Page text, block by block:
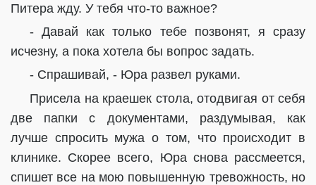
Питера жду. У тебя что-то важное?
- Давай как только тебе позвонят, я сразу
исчезну, а пока хотела бы вопрос задать.
- Спрашивай, - Юра развел руками.
Присела на краешек стола, отодвигая от себя
две папки с документами, раздумывая, как
лучше спросить мужа о том, что происходит в
клинике. Скорее всего, Юра снова рассмеется,
спишет все на мою повышенную тревожность, но